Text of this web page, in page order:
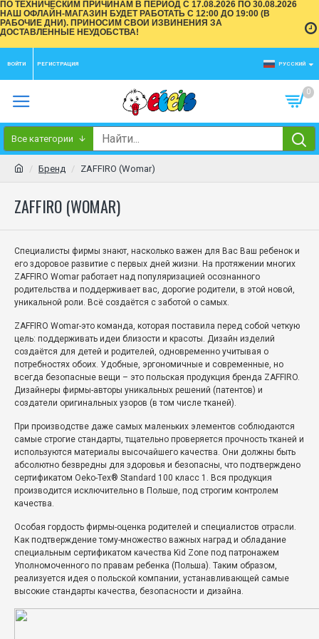
ПО ТЕХНИЧЕСКИМ ПРИЧИНАМ В ПЕРИОД С 17.08.2026 ПО 30.08.2026
НАШ ОФЛАЙН-МАГАЗИН БУДЕТ РАБОТАТЬ С 12:00 ДО 19:00 (В
РАБОЧИЕ ДНИ). ПРИНОСИМ СВОИ ИЗВИНЕНИЯ ЗА
ДОСТАВЛЕННЫЕ НЕУДОБСТВА!
ВОЙТИ РЕГИСТРАЦИЯ РУССКИЙ
0
Все категории
Бренд ZAFFIRO (Womar)
ZAFFIRO (WOMAR)
Специалисты фирмы знают, насколько важен для Вас Ваш ребенок и
его здоровое развитие с первых дней жизни. На протяжении многих
ZAFFIRO Womar работает над популяризацией осознанного
родительства и поддерживает вас, дорогие родители, в этой новой,
уникальной роли. Всё создаётся с заботой о самых.
ZAFFIRO Womar-это команда, которая поставила перед собой четкую
цель: поддерживать идеи близости и красоты. Дизайн изделий
создаётся для детей и родителей, одновременно учитывая о
потребностях обоих. Удобные, эргономичные и современные, но
всегда безопасные вещи – это польская продукция бренда ZAFFIRO.
Дизайнеры фирмы-авторы уникальных решений (патентов) и
создатели оригинальных узоров (в том числе тканей).
При производстве даже самых маленьких элементов соблюдаются
самые строгие стандарты, тщательно проверяется прочность тканей и
используются материалы высочайшего качества. Они должны быть
абсолютно безвредны для здоровья и безопасны, что подтверждено
сертификатом Oeko-Tex® Standard 100 класс 1. Вся продукция
производится исключительно в Польше, под строгим контролем
качества.
Особая гордость фирмы-оценка родителей и специалистов отрасли.
Как подтверждение тому-множество важных наград и обладание
специальным сертификатом качества Kid Zone под патронажем
Уполномоченного по правам ребенка (Польша). Таким образом,
реализуется идея о польской компании, устанавливающей самые
высокие стандарты качества, безопасности и дизайна.